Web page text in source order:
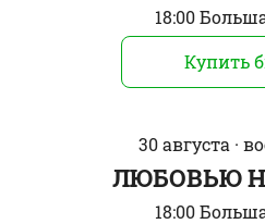
18:00
Купить
30 августа ·
ЛЮБОВЬЮ
18:00